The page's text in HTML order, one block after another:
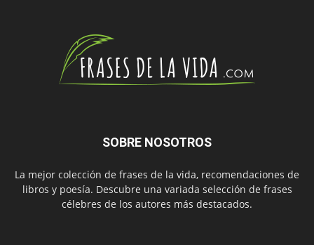
SOBRE NOSOTROS
La mejor colección de frases de la vida, recomendaciones de
libros y poesía. Descubre una variada selección de frases
célebres de los autores más destacados.